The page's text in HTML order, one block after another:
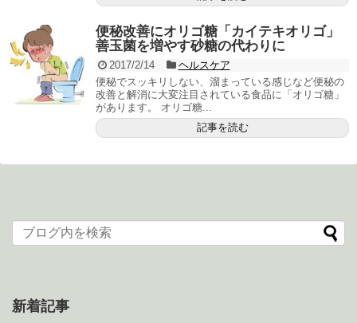
便秘改善にオリゴ糖「カイテキオリゴ」
善玉菌を増やす砂糖の代わりに
2017/2/14
ヘルスケア
便秘でスッキリしない、溜まっている感じなど便秘の
改善と解消に大変注目されている食品に「オリゴ糖」
があります。 オリゴ糖...
記事を読む
新着記事